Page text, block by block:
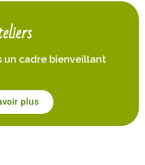
un cadre bienveillant
plus